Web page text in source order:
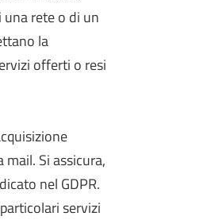
rete o di un
la
offerti o resi
Si assicura,
nel GDPR.
servizi